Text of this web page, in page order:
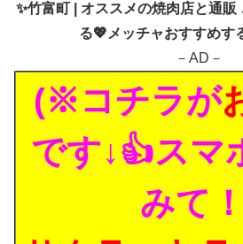
✨竹富町 | オススメの焼肉店と通販
る💖メッチャおすすめす
－AD－
(※コチラが
です↓👍スマ
みて